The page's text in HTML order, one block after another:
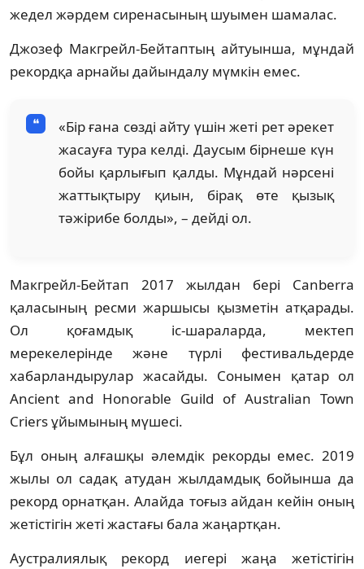
жедел жәрдем сиренасының шуымен шамалас.
Джозеф Макгрейл-Бейтаптың айтуынша, мұндай
рекордқа арнайы дайындалу мүмкін емес.
«Бір ғана сөзді айту үшін жеті рет әрекет
жасауға тура келді. Даусым бірнеше күн
бойы қарлығып қалды. Мұндай нәрсені
жаттықтыру қиын, бірақ өте қызық
тәжірибе болды», – дейді ол.
Макгрейл-Бейтап 2017 жылдан бері Canberra
қаласының ресми жаршысы қызметін атқарады.
Ол қоғамдық іс-шараларда, мектеп
мерекелерінде және түрлі фестивальдерде
хабарландырулар жасайды. Сонымен қатар ол
Ancient and Honorable Guild of Australian Town
Criers ұйымының мүшесі.
Бұл оның алғашқы әлемдік рекорды емес. 2019
жылы ол садақ атудан жылдамдық бойынша да
рекорд орнатқан. Алайда тоғыз айдан кейін оның
жетістігін жеті жастағы бала жаңартқан.
Аустралиялық рекорд иегері жаңа жетістігін